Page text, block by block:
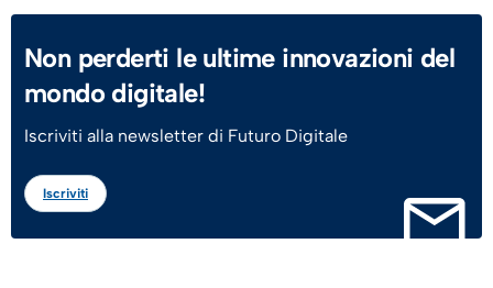
Non perderti le ultime innovazioni del
mondo digitale!
Iscriviti alla newsletter di Futuro Digitale
Iscriviti